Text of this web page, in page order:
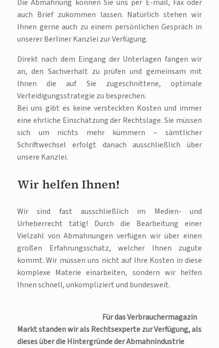
Die Abmahnung können Sie uns per E-mail, Fax oder
auch Brief zukommen lassen. Natürlich stehen wir
Ihnen gerne auch zu einem persönlichen Gespräch in
unserer Berliner Kanzlei zur Verfügung.
Direkt nach dem Eingang der Unterlagen fangen wir
an, den Sachverhalt zu prüfen und gemeinsam mit
Ihnen die auf Sie zugeschnittene, optimale
Verteidigungsstrategie zu besprechen.
Bei uns gibt es keine versteckten Kosten und immer
eine ehrliche Einschätzung der Rechtslage. Sie müssen
sich um nichts mehr kümmern – sämtlicher
Schriftwechsel erfolgt danach ausschließlich über
unsere Kanzlei.
Wir helfen Ihnen!
Wir sind fast ausschließlich im Medien- und
Urheberrecht tätig! Durch die Bearbeitung einer
Vielzahl von Abmahnungen verfügen wir über einen
großen Erfahrungsschatz, welcher Ihnen zugute
kommt. Wir müssen uns nicht auf Ihre Kosten in diese
komplexe Materie einarbeiten, sondern wir helfen
Ihnen schnell, unkompliziert und bundesweit.
Für das Verbrauchermagazin
Markt standen wir als Rechtsexperte zur Verfügung, als
dieses über die Hintergründe der Abmahnindustrie